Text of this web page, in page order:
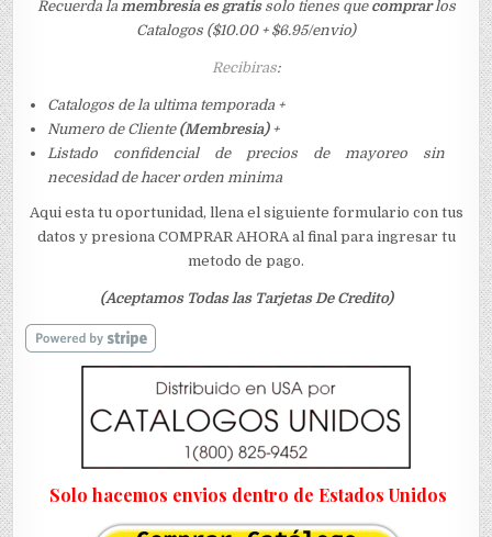
Recuerda la membresia es gratissolo tienes que comprarlos
Catalogos ($10.00 + $6.95/envio)
Recibiras:
Catalogos de la ultima temporada +
Numero de Cliente (Membresia)+
Listado confidencial de precios de mayoreo sin
necesidad de hacer orden minima
Aqui esta tu oportunidad, llena el siguiente formulario con tus
datos y presiona COMPRAR AHORA al final para ingresar tu
metodo de pago.
(Aceptamos Todas las Tarjetas De Credito)
Solo hacemos envios dentro de Estados Unidos